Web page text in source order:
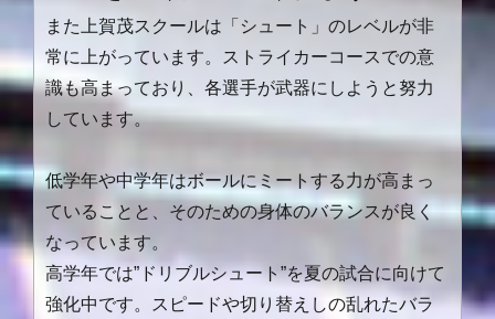
また上賀茂スクールは「シュート」のレベルが非
常に上がっています。ストライカーコースでの意
識も高まっており、各選手が武器にしようと努力
しています。
低学年や中学年はボールにミートする力が高まっ
ていることと、そのための身体のバランスが良く
なっています。
高学年では”ドリブルシュート”を夏の試合に向けて
強化中です。スピードや切り替えしの乱れたバラ